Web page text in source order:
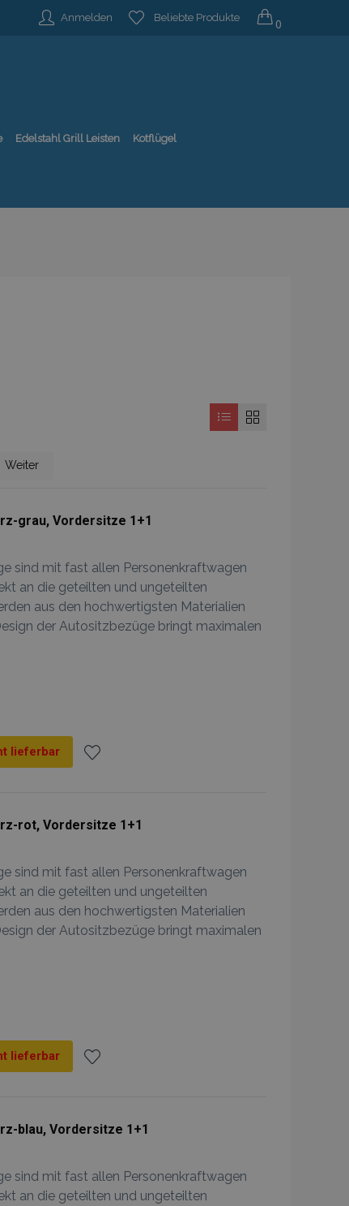
Anmelden Beliebte Produkte 0
Edelstahl Grill Leisten Kotflügel
Weiter
grau, Vordersitze 1+1
sind mit fast allen Personenkraftwagen
an die geteilten und ungeteilten
aus den hochwertigsten Materialien
der Autositzbezüge bringt maximalen
lieferbar
rot, Vordersitze 1+1
sind mit fast allen Personenkraftwagen
an die geteilten und ungeteilten
aus den hochwertigsten Materialien
der Autositzbezüge bringt maximalen
lieferbar
blau, Vordersitze 1+1
sind mit fast allen Personenkraftwagen
an die geteilten und ungeteilten